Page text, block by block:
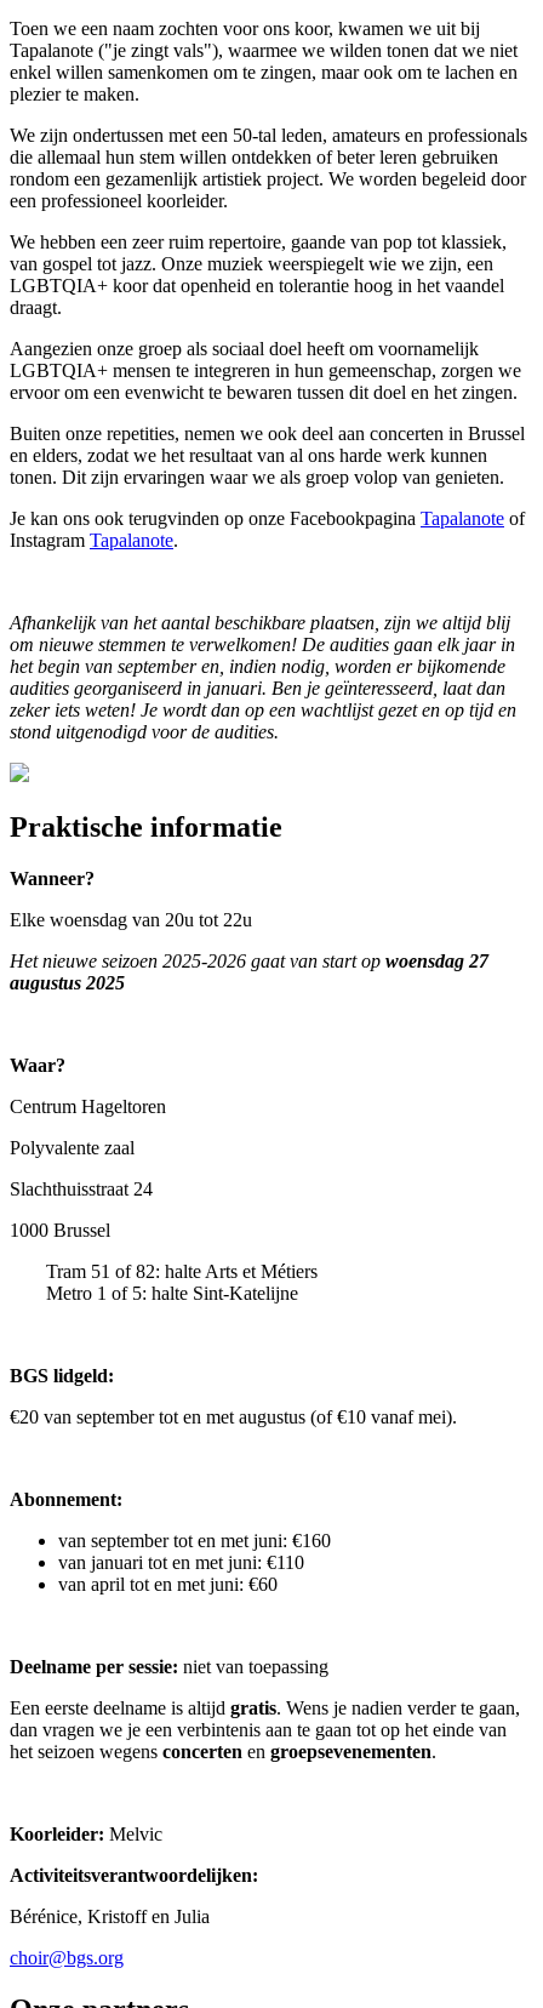
Toen we een naam zochten voor ons koor, kwamen we uit bij
Tapalanote ("je zingt vals"), waarmee we wilden tonen dat we niet
enkel willen samenkomen om te zingen, maar ook om te lachen en
plezier te maken.
We zijn ondertussen met een 50-tal leden, amateurs en professionals
die allemaal hun stem willen ontdekken of beter leren gebruiken
rondom een gezamenlijk artistiek project. We worden begeleid door
een professioneel koorleider.
We hebben een zeer ruim repertoire, gaande van pop tot klassiek,
van gospel tot jazz. Onze muziek weerspiegelt wie we zijn, een
LGBTQIA+ koor dat openheid en tolerantie hoog in het vaandel
draagt.
Aangezien onze groep als sociaal doel heeft om voornamelijk
LGBTQIA+ mensen te integreren in hun gemeenschap, zorgen we
ervoor om een evenwicht te bewaren tussen dit doel en het zingen.
Buiten onze repetities, nemen we ook deel aan concerten in Brussel
en elders, zodat we het resultaat van al ons harde werk kunnen
tonen. Dit zijn ervaringen waar we als groep volop van genieten.
Je kan ons ook terugvinden op onze Facebookpagina Tapalanote of
Instagram Tapalanote.
Afhankelijk van het aantal beschikbare plaatsen, zijn we altijd blij
om nieuwe stemmen te verwelkomen! De audities gaan elk jaar in
het begin van september en, indien nodig, worden er bijkomende
audities georganiseerd in januari. Ben je geïnteresseerd, laat dan
zeker iets weten! Je wordt dan op een wachtlijst gezet en op tijd en
stond uitgenodigd voor de audities.
Praktische informatie
Wanneer?
Elke woensdag van 20u tot 22u
Het nieuwe seizoen 2025-2026 gaat van start op woensdag 27
augustus 2025
Waar?
Centrum Hageltoren
Polyvalente zaal
Slachthuisstraat 24
1000 Brussel
Tram 51 of 82: halte Arts et Métiers
Metro 1 of 5: halte Sint-Katelijne
BGS lidgeld:
€20 van september tot en met augustus (of €10 vanaf mei).
Abonnement:
van september tot en met juni: €160
van januari tot en met juni: €110
van april tot en met juni: €60
Deelname per sessie: niet van toepassing
Een eerste deelname is altijd gratis. Wens je nadien verder te gaan,
dan vragen we je een verbintenis aan te gaan tot op het einde van
het seizoen wegens concerten en groepsevenementen.
Koorleider: Melvic
Activiteitsverantwoordelijken:
Bérénice, Kristoff en Julia
choir@bgs.org